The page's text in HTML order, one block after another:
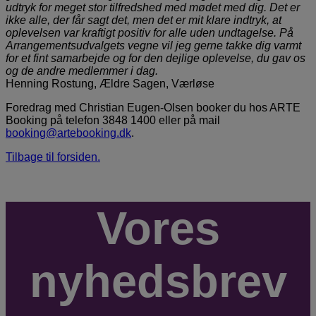
udtryk for meget stor tilfredshed med mødet med dig. Det er
ikke alle, der får sagt det, men det er mit klare indtryk, at
oplevelsen var kraftigt positiv for alle uden undtagelse. På
Arrangementsudvalgets vegne vil jeg gerne takke dig varmt
for et fint samarbejde og for den dejlige oplevelse, du gav os
og de andre medlemmer i dag.
Henning Rostung, Ældre Sagen, Værløse
Foredrag med Christian Eugen-Olsen booker du hos ARTE
Booking på telefon 3848 1400 eller på mail
booking@artebooking.dk.
Tilbage til forsiden.
Vores
nyhedsbrev